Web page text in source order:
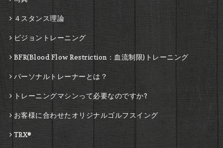
４スタンス理論
ビジョントレーニング
BFR(Blood Flow Restriction：血流制限)トレーニング
パーソナルトレーナーとは？
トレーニングマシンって必要なのですか?
お客様に合わせたオリジナルゴルフスイング
TRX®